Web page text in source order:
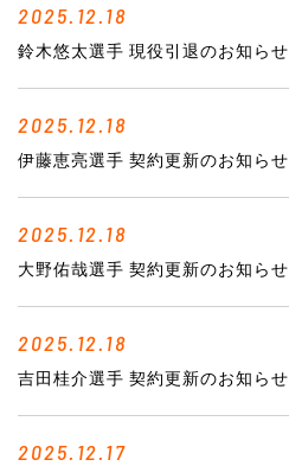
2025.12.18
鈴木悠太選手 現役引退のお知らせ
2025.12.18
伊藤恵亮選手 契約更新のお知らせ
2025.12.18
大野佑哉選手 契約更新のお知らせ
2025.12.18
吉田桂介選手 契約更新のお知らせ
2025.12.17